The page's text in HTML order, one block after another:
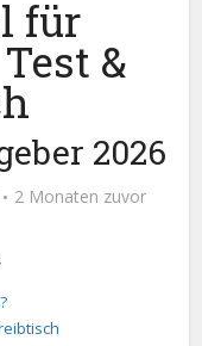
für
&
2026
2 Monaten zuvor